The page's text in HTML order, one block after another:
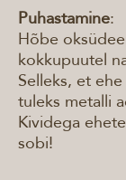
Puhastamine:
Hõbe
kokkupuutel
Selleks, et
tuleks metalli
Kividega
sobi!